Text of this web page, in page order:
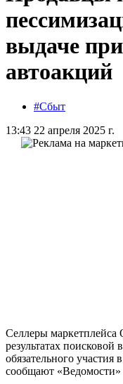
выдаче
автоакций
#Сбыт
13:43 22 апреля 2025 г.
Селлеры маркетплейса
результатах поисковой
обязательного
сообщают «Ведомости»